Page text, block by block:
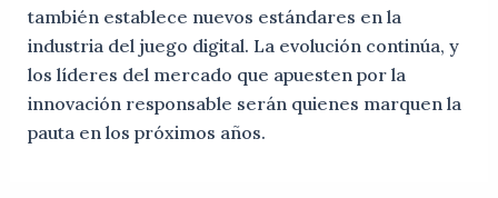
también establece nuevos estándares en la
industria del juego digital. La evolución continúa, y
los líderes del mercado que apuesten por la
innovación responsable serán quienes marquen la
pauta en los próximos años.